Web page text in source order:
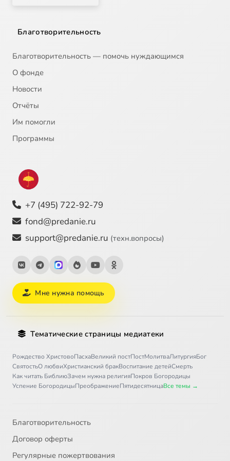
Благотворительность
Благотворительность — помочь нуждающимся
О фонде
Новости
Отчёты
Им помогли
Программы
+7 (495) 722-92-79
fond@predanie.ru
support@predanie.ru (техн.вопросы)
Мне нужна помощь
Тематические страницы медиатеки
Рождество ХристовоПасхаВеликий постПостМолитваЛитургияБог
СвятостьО любвиХристианский бракВоспитание детейСмерть
Как читать БиблиюЗачем нужна религияПокров Богородицы
Успение БогородицыПреображениеПятидесятницаВсе темы →
Благотворительность
Договор оферты
Регулярные пожертвования